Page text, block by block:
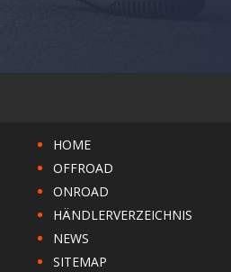
HOME
OFFROAD
ONROAD
HÄNDLERVERZEICHNIS
NEWS
SITEMAP